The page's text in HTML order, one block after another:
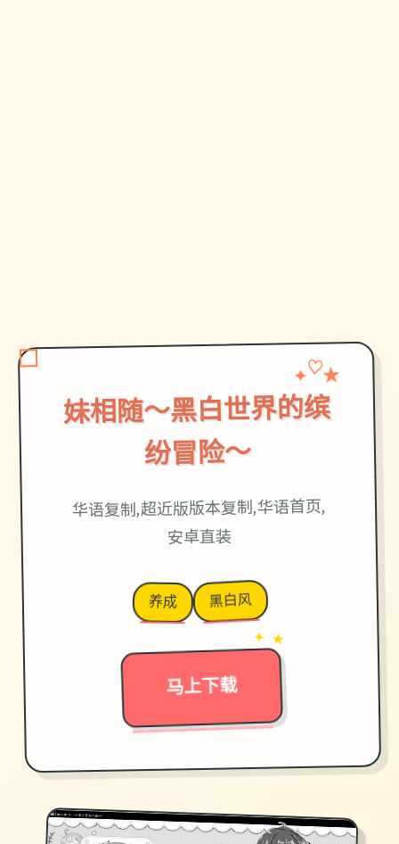
妹相随～黑白世界的缤
纷冒险～
✦ ♡ ★
华语复制,超近版版本复制,华语首页,
安卓直装
养成 黑白风
马上下载
→
✦ ★